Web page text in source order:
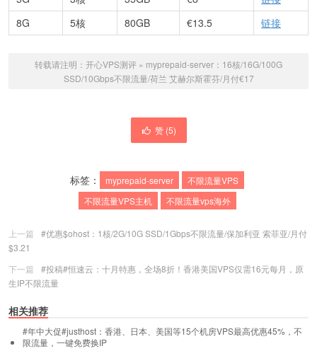
8G
5核 80GB €13.5 链接
转载请注明： 开心VPS测评 » myprepaid-server：16核/16G/100G
SSD/10Gbps不限流量/荷兰 艾赫尔斯霍芬/月付€17
赞 (5)
标签： myprepaid-server
不限流量VPS
不限流量VPS主机
不限流量vps海外
上一篇
#优惠$ohost：1核/2G/10G SSD/1Gbps不限流量/保加利亚 索菲亚/月付
$3.21
下一篇
#投稿#恒速云：十月特惠，全场8折！香港美国VPS仅需16元每月，原
生IP不限流量
相关推荐
#年中大促#justhost：香港、日本、美国等15个机房VPS最高优惠45%，不
限流量，一键免费换IP